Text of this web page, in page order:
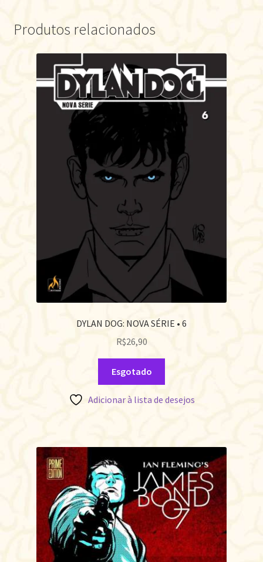
Produtos relacionados
DYLAN DOG: NOVA SÉRIE • 6
R$26,90
Esgotado
Adicionar à lista de desejos